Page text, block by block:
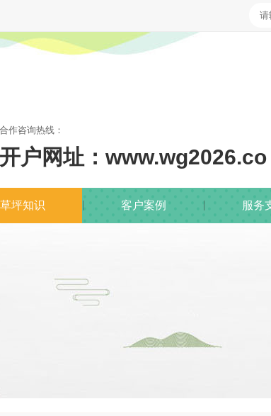
合作咨询热线：
开户网址：
草坪知识 客户案例 服务